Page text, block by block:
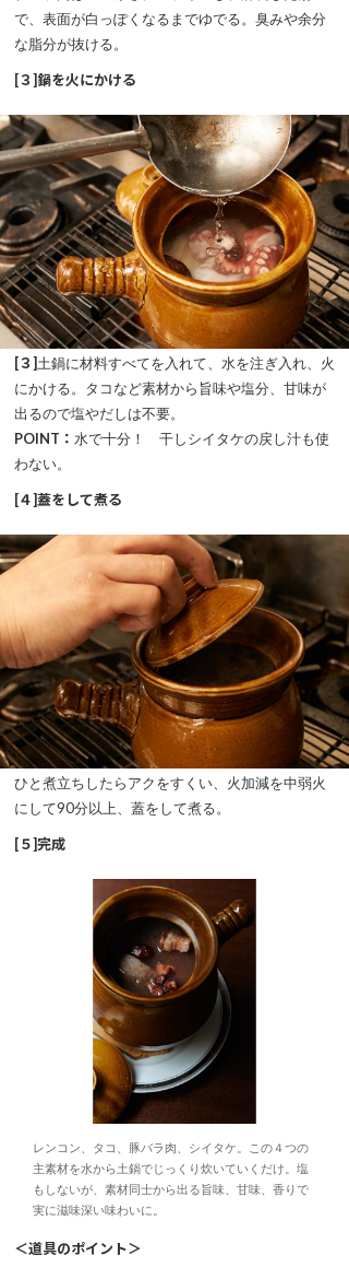
で、表面が白っぽくなるまでゆでる。臭みや余分
な脂分が抜ける。
[３]鍋を火にかける
[３]土鍋に材料すべてを入れて、水を注ぎ入れ、火
にかける。タコなど素材から旨味や塩分、甘味が
出るので塩やだしは不要。
POINT： 水で十分！ 干しシイタケの戻し汁も使
わない。
[４]蓋をして煮る
ひと煮立ちしたらアクをすくい、火加減を中弱火
にして90分以上、蓋をして煮る。
[５]完成
レンコン、タコ、豚バラ肉、シイタケ。この４つの
主素材を水から土鍋でじっくり炊いていくだけ。塩
もしないが、素材同士から出る旨味、甘味、香りで
実に滋味深い味わいに。
＜道具のポイント＞